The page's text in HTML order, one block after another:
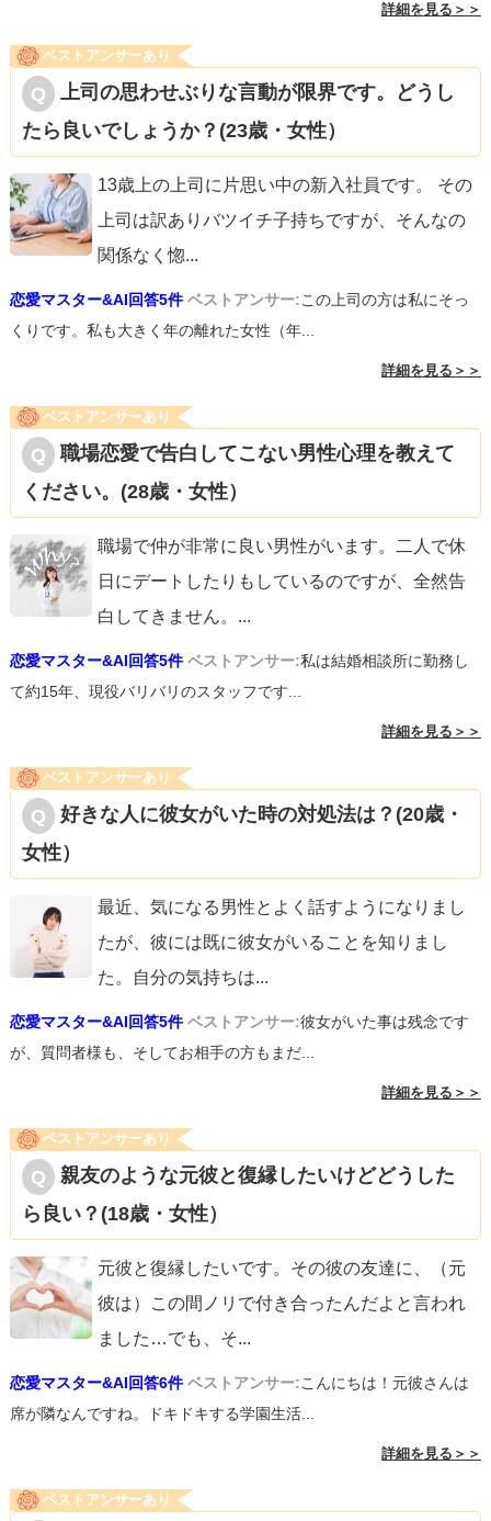
詳細を見る＞＞
ベストアンサーあり
上司の思わせぶりな言動が限界です。どうし
たら良いでしょうか？(23歳・女性）
13歳上の上司に片思い中の新入社員です。 その
上司は訳ありバツイチ子持ちですが、そんなの
関係なく惚...
恋愛マスター&AI回答5件 ベストアンサー:この上司の方は私にそっ
くりです。私も大きく年の離れた女性（年...
詳細を見る＞＞
ベストアンサーあり
職場恋愛で告白してこない男性心理を教えて
ください。(28歳・女性）
職場で仲が非常に良い男性がいます。二人で休
日にデートしたりもしているのですが、全然告
白してきません。 ...
恋愛マスター&AI回答5件 ベストアンサー:私は結婚相談所に勤務し
て約15年、現役バリバリのスタッフです...
詳細を見る＞＞
ベストアンサーあり
好きな人に彼女がいた時の対処法は？(20歳・
女性）
最近、気になる男性とよく話すようになりまし
たが、彼には既に彼女がいることを知りまし
た。自分の気持ちは...
恋愛マスター&AI回答5件 ベストアンサー:彼女がいた事は残念です
が、質問者様も、そしてお相手の方もまだ...
詳細を見る＞＞
ベストアンサーあり
親友のような元彼と復縁したいけどどうした
ら良い？(18歳・女性）
元彼と復縁したいです。その彼の友達に、（元
彼は）この間ノリで付き合ったんだよと言われ
ました…でも、そ...
恋愛マスター&AI回答6件 ベストアンサー:こんにちは！元彼さんは
席が隣なんですね。ドキドキする学園生活...
詳細を見る＞＞
ベストアンサーあり